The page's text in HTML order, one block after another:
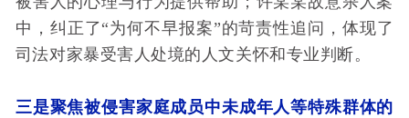
中，纠正了“为何不早报案”的苛责性追问，体现了
司法对家暴受害人处境的人文关怀和专业判断。
三是聚焦被侵害家庭成员中未成年人等特殊群体的